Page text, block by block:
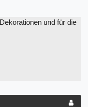
und für die